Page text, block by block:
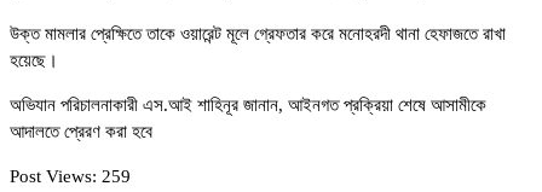
উক্ত মামলার প্রেক্ষিতে তাকে ওয়ারেন্ট মূলে গ্রেফতার করে মনোহরদী থানা হেফাজতে রাখা
হয়েছে।
অভিযান পরিচালনাকারী এস.আই শাহিনূর জানান, আইনগত প্রক্রিয়া শেষে আসামীকে
আদালতে প্রেরণ করা হবে
Post Views: 259